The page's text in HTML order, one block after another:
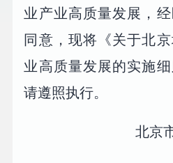
业产业高质量发展，
同意，现将《关于北
业高质量发展的实施
请遵照执行。
北京